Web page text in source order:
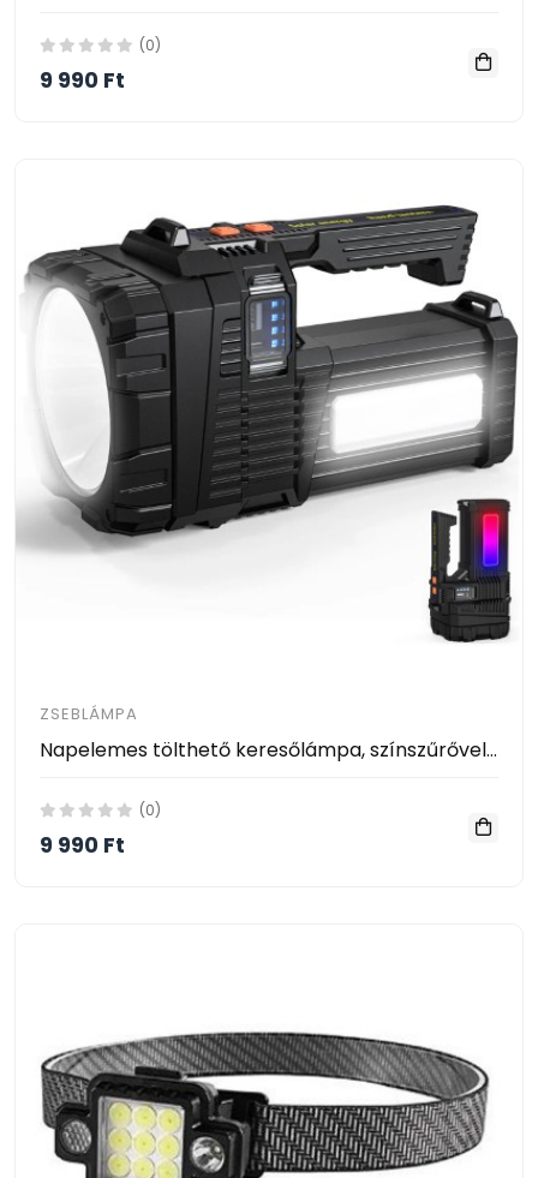
(0)
9 990 Ft
ZSEBLÁMPA
Napelemes tölthető keresőlámpa, színszűrővel, kemping és figyelmeztető lámpával W5168-2
(0)
9 990 Ft